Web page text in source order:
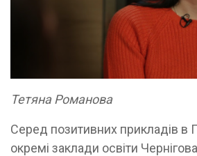
Тетяна Романова
Серед позитивних прикладів в
окремі заклади освіти